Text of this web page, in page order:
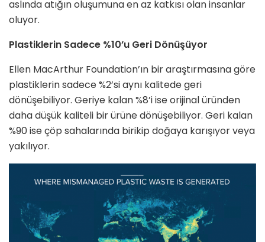
aslında atığın oluşumuna en az katkısı olan insanlar
oluyor.
Plastiklerin Sadece %10’u Geri Dönüşüyor
Ellen MacArthur Foundation’ın bir araştırmasına göre
plastiklerin sadece %2’si aynı kalitede geri
dönüşebiliyor. Geriye kalan %8’i ise orijinal üründen
daha düşük kaliteli bir ürüne dönüşebiliyor. Geri kalan
%90 ise çöp sahalarında birikip doğaya karışıyor veya
yakılıyor.